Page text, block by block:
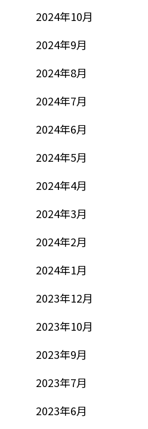
2024年10月
2024年9月
2024年8月
2024年7月
2024年6月
2024年5月
2024年4月
2024年3月
2024年2月
2024年1月
2023年12月
2023年10月
2023年9月
2023年7月
2023年6月